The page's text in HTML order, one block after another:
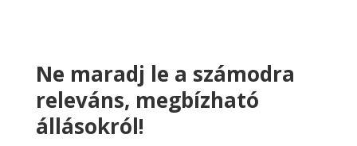
Ne maradj le a számodra
releváns, megbízható
állásokról!